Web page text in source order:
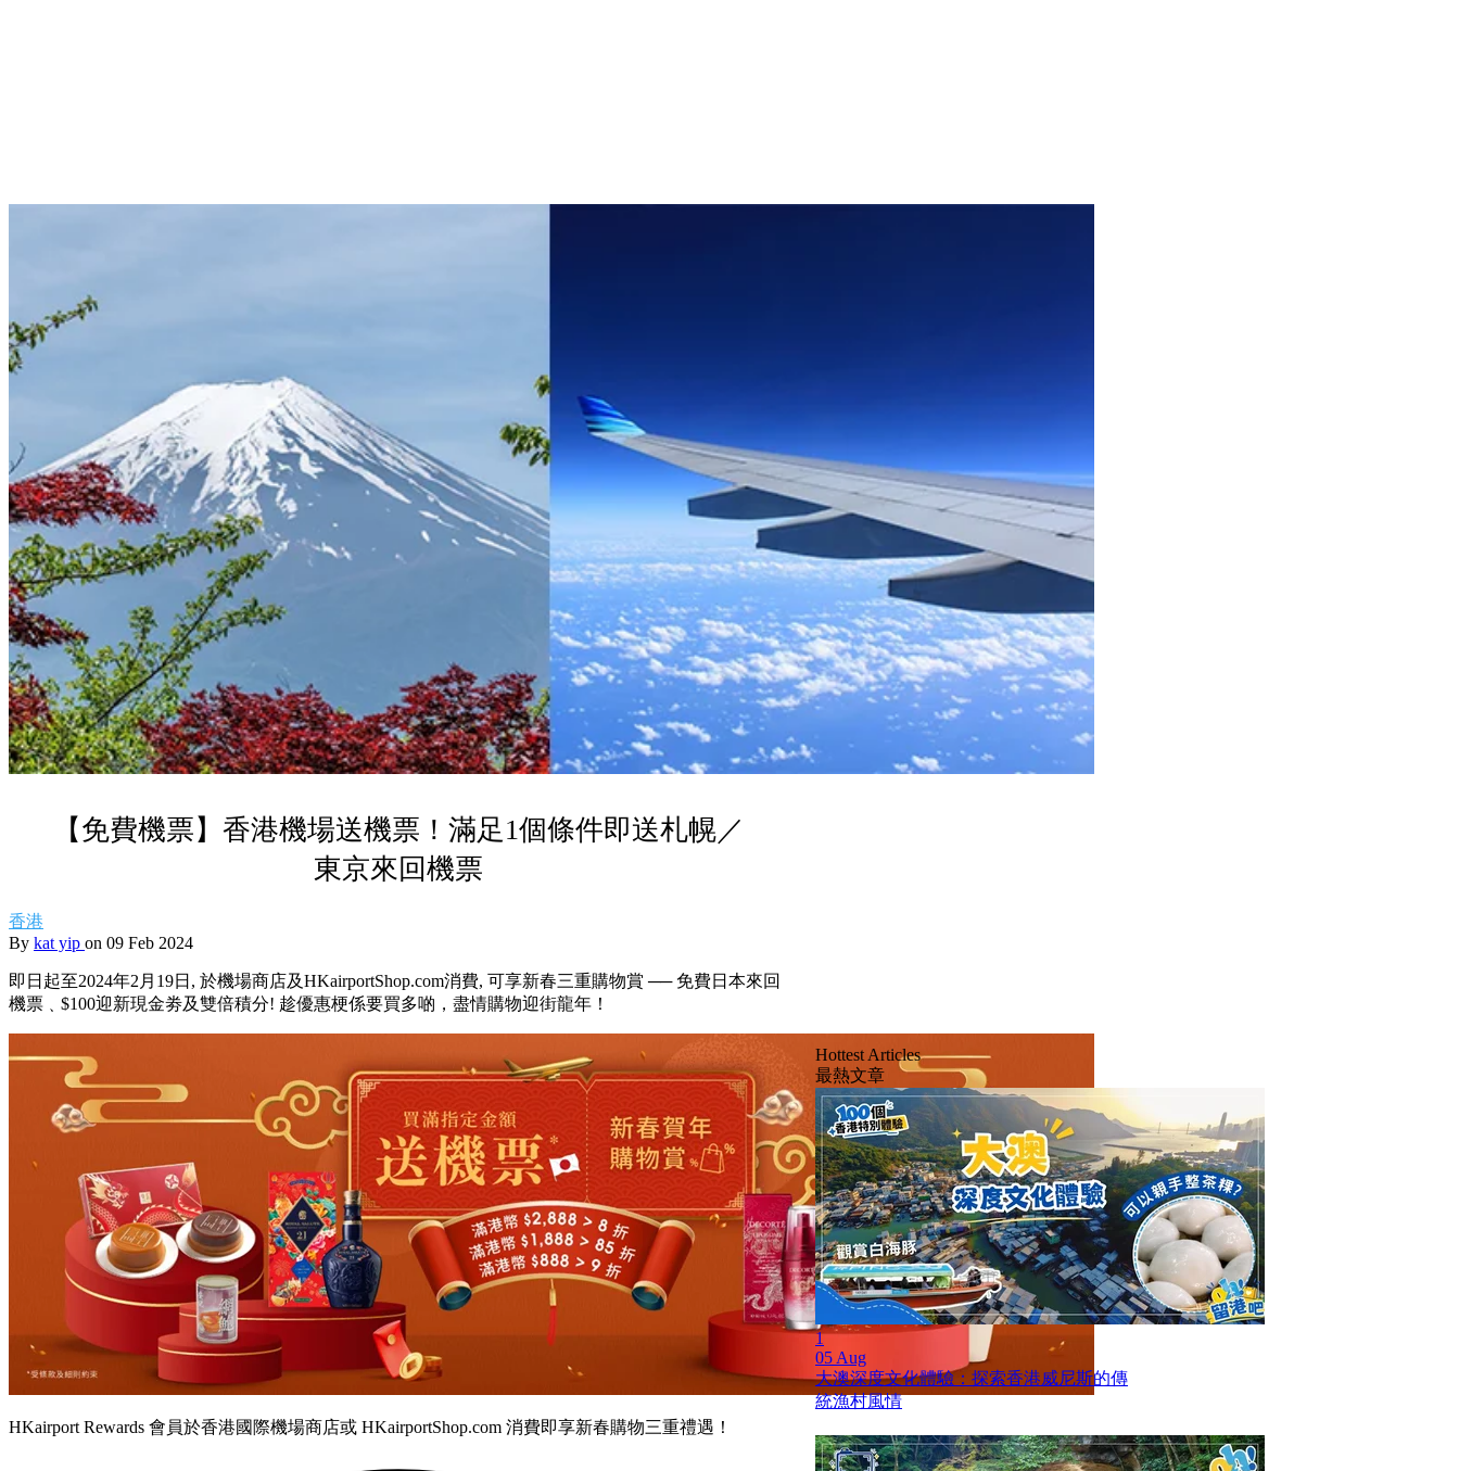
【免費機票】香港機場送機票！滿足1個條件即送札幌／
東京來回機票
香港
By kat yip on 09 Feb 2024
即日起至2024年2月19日, 於機場商店及HKairportShop.com消費, 可享新春三重購物賞 ── 免費日本來回
機票﹑$100迎新現金劵及雙倍積分! ​趁優惠梗係要買多啲，盡情購物迎街龍年！
HKairport Rewards 會員於香港國際機場商店或 HKairportShop.com 消費即享新春購物三重禮遇！
Hottest Articles
最熱文章
1
05 Aug
大澳深度文化體驗：探索香港威尼斯的傳
統漁村風情